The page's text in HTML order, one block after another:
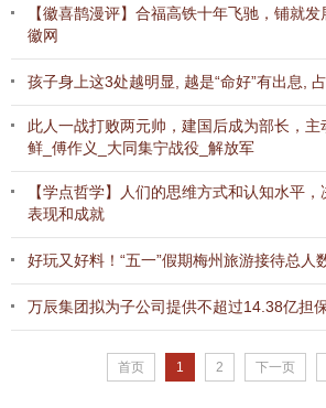
【徽喜鹊漫评】合福高铁十年飞驰，铺就
徽网
孩子身上这3处越明显, 越是“命好”有出息,
此人一战打败两元帅，建国后成为部长，
鲜_傅作义_大同集宁战役_解放军
【学点哲学】人们的思维方式和认知水平
表现和成就
好玩又好料！“五一”假期梅州旅游接待总人
万辰集团拟为子公司提供不超过14.38亿担
首页 1 2 下一页